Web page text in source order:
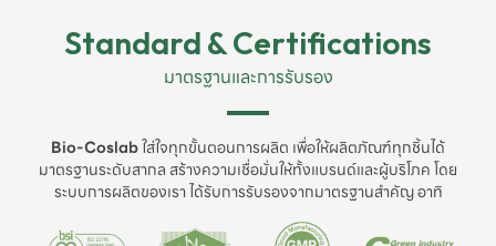
Standard & Certifications
มาตรฐานและการรับรอง
Bio-Coslabใส่ใจทุกขั้นตอนการผลิต เพื่อให้ผลิตภัณฑ์ทุกชิ้นได้
มาตรฐานระดับสากล สร้างความเชื่อมั่นให้ทั้งแบรนด์และผู้บริโภค โดย
ระบบการผลิตของเรา ได้รับการรับรองจากมาตรฐานสำคัญ อาทิ